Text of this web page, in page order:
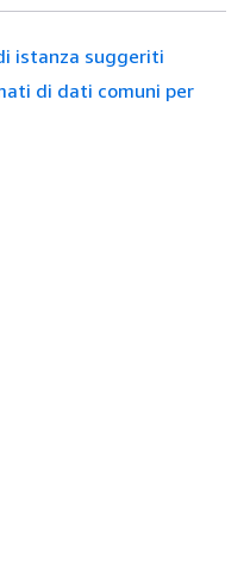
istanza suggeriti
di dati comuni per